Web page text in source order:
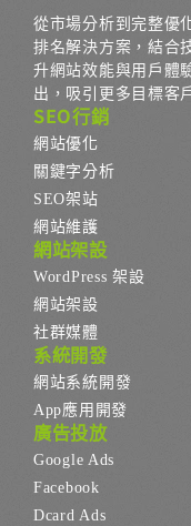
從市場分析到完整優
排名解決方案，結合
升網站效能與用戶體
出，吸引更多目標客
SEO行銷
網站優化
關鍵字分析
SEO架站
網站維護
網站架設
WordPress 架設
網站架設
社群媒體
系統開發
網站系統開發
App應用開發
廣告投放
Google Ads
Facebook
Dcard Ads